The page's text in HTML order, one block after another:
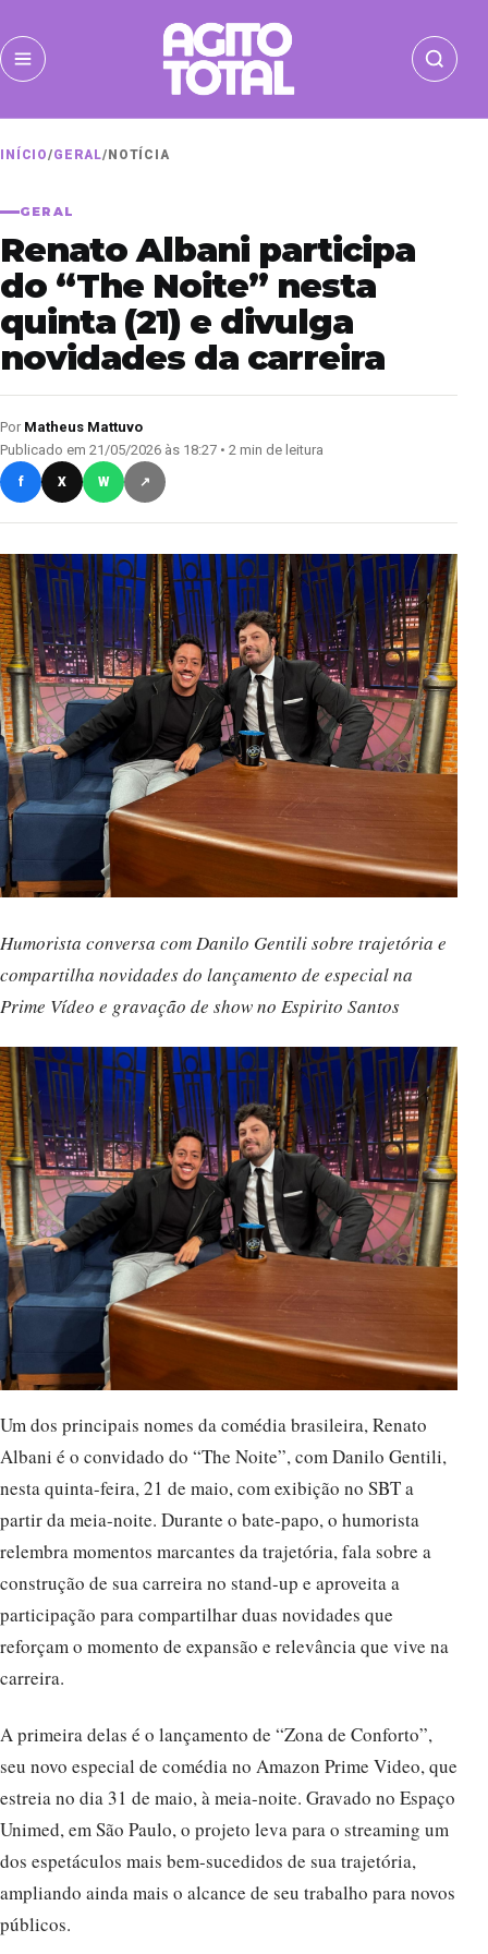
INÍCIO/GERAL/ NOTÍCIA
GERAL
Renato Albani participa
do “The Noite” nesta
quinta (21) e divulga
novidades da carreira
Por Matheus Mattuvo
Publicado em 21/05/2026 às 18:27 • 2 min de leitura
f X W ↗
Humorista conversa com Danilo Gentili sobre trajetória e
compartilha novidades do lançamento de especial na
Prime Vídeo e gravação de show no Espirito Santos
Um dos principais nomes da comédia brasileira, Renato
Albani é o convidado do “The Noite”, com Danilo Gentili,
nesta quinta-feira, 21 de maio, com exibição no SBT a
partir da meia-noite. Durante o bate-papo, o humorista
relembra momentos marcantes da trajetória, fala sobre a
construção de sua carreira no stand-up e aproveita a
participação para compartilhar duas novidades que
reforçam o momento de expansão e relevância que vive na
carreira.
A primeira delas é o lançamento de “Zona de Conforto”,
seu novo especial de comédia no Amazon Prime Video, que
estreia no dia 31 de maio, à meia-noite. Gravado no Espaço
Unimed, em São Paulo, o projeto leva para o streaming um
dos espetáculos mais bem-sucedidos de sua trajetória,
ampliando ainda mais o alcance de seu trabalho para novos
públicos.